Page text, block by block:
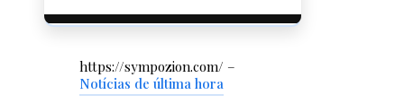
https://sympozion.com/ –
Notícias de última hora